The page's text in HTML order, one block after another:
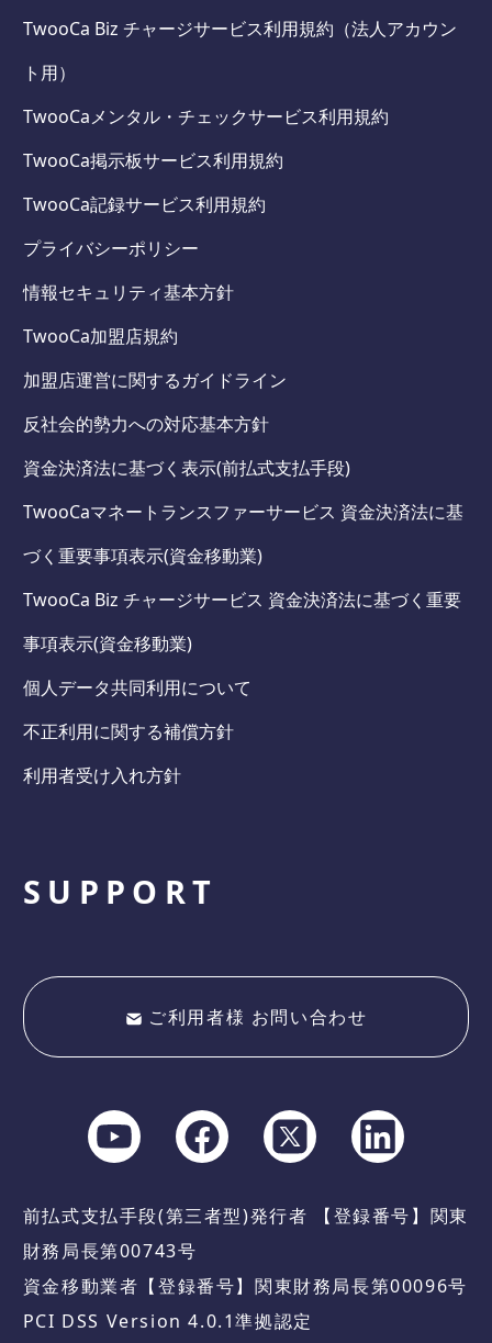
TwooCa Biz チャージサービス利用規約（法人アカウン
ト用）
TwooCaメンタル・チェックサービス利用規約
TwooCa掲示板サービス利用規約
TwooCa記録サービス利用規約
プライバシーポリシー
情報セキュリティ基本方針
TwooCa加盟店規約
加盟店運営に関するガイドライン
反社会的勢力への対応基本方針
資金決済法に基づく表示(前払式支払手段)
TwooCaマネートランスファーサービス 資金決済法に基
づく重要事項表示(資金移動業)
TwooCa Biz チャージサービス 資金決済法に基づく重要
事項表示(資金移動業)
個人データ共同利用について
不正利用に関する補償方針
利用者受け入れ方針
SUPPORT
ご利用者様 お問い合わせ
前払式支払手段(第三者型)発行者 【登録番号】関東
財務局長第00743号
資金移動業者【登録番号】関東財務局長第00096号
PCI DSS Version 4.0.1準拠認定